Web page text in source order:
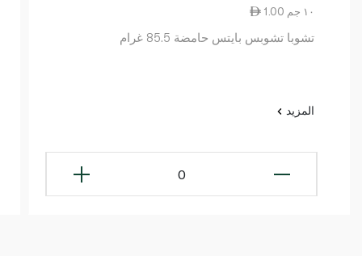
1.00 ١٠ جم
تشوبا تشوبس بايتس حامضة 85.5 غرام
المزيد
0